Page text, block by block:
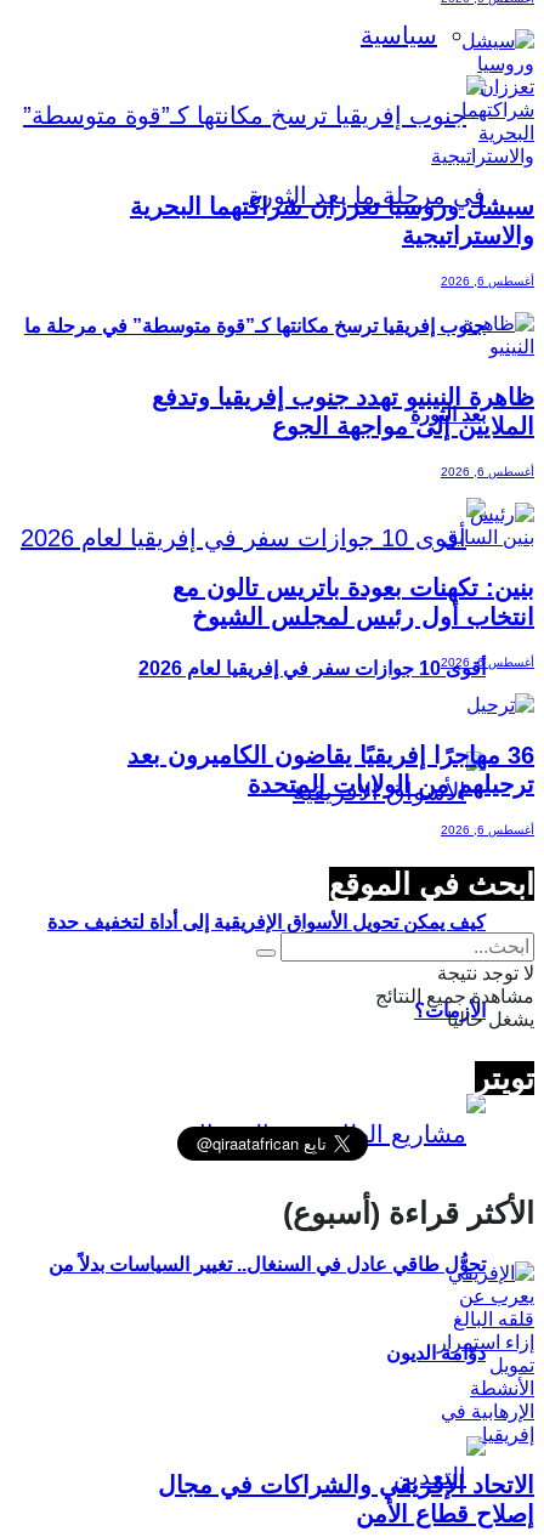
سياسية
جنوب إفريقيا ترسخ مكانتها كـ”قوة متوسطة” في مرحلة ما
بعد الثورة
أقوى 10 جوازات سفر في إفريقيا لعام 2026
كيف يمكن تحويل الأسواق الإفريقية إلى أداة لتخفيف حدة
الأزمات؟
تحوُّل طاقي عادل في السنغال.. تغيير السياسات بدلاً من
دوّامة الديون
سيشل وروسيا تعززان شراكتهما البحرية
والاستراتيجية
أغسطس 6, 2026
ظاهرة النينيو تهدد جنوب إفريقيا وتدفع
الملايين إلى مواجهة الجوع
أغسطس 6, 2026
بنين: تكهنات بعودة باتريس تالون مع
انتخاب أول رئيس لمجلس الشيوخ
أغسطس 6, 2026
36 مهاجرًا إفريقيًا يقاضون الكاميرون بعد
ترحيلهم من الولايات المتحدة
أغسطس 6, 2026
ابحث في الموقع
لا توجد نتيجة
مشاهدة جميع النتائج
يشغل حاليا
تويتر
الأكثر قراءة (أسبوع)
الاتحاد الإفريقي والشراكات في مجال
إصلاح قطاع الأمن